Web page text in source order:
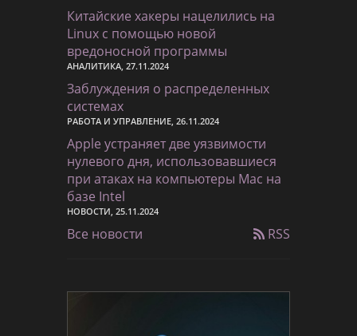
Китайские хакеры нацелились на
Linux с помощью новой
вредоносной программы
АНАЛИТИКА, 27.11.2024
Заблуждения о распределенных
системах
РАБОТА И УПРАВЛЕНИЕ, 26.11.2024
Apple устраняет две уязвимости
нулевого дня, использовавшиеся
при атаках на компьютеры Mac на
базе Intel
НОВОСТИ, 25.11.2024
Все новости RSS